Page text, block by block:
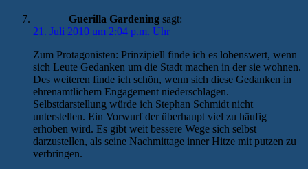
Guerilla Gardening sagt:
21. Juli 2010 um 2:04 p.m. Uhr
Zum Protagonisten: Prinzipiell finde ich es lobenswert, wenn
sich Leute Gedanken um die Stadt machen in der sie wohnen.
Des weiteren finde ich schön, wenn sich diese Gedanken in
ehrenamtlichem Engagement niederschlagen.
Selbstdarstellung würde ich Stephan Schmidt nicht
unterstellen. Ein Vorwurf der überhaupt viel zu häufig
erhoben wird. Es gibt weit bessere Wege sich selbst
darzustellen, als seine Nachmittage inner Hitze mit putzen zu
verbringen.